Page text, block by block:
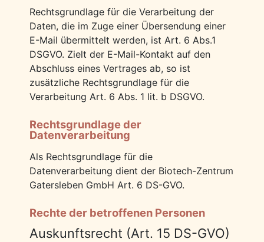
Rechtsgrundlage für die Verarbeitung der
Daten, die im Zuge einer Übersendung einer
E-Mail übermittelt werden, ist Art. 6 Abs.1
DSGVO. Zielt der E-Mail-Kontakt auf den
Abschluss eines Vertrages ab, so ist
zusätzliche Rechtsgrundlage für die
Verarbeitung Art. 6 Abs. 1 lit. b DSGVO.
Rechtsgrundlage der
Datenverarbeitung
Als Rechtsgrundlage für die
Datenverarbeitung dient der Biotech-Zentrum
Gatersleben GmbH Art. 6 DS-GVO.
Rechte der betroffenen Personen
Auskunftsrecht (Art. 15 DS-GVO)